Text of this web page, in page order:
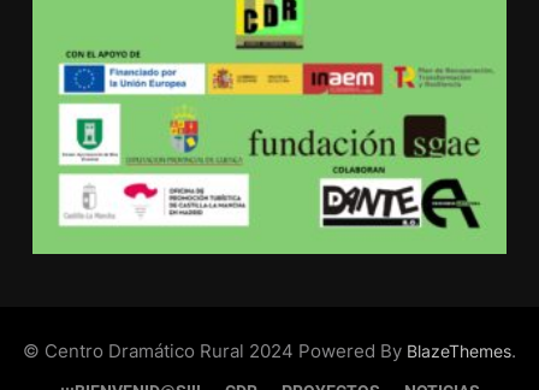
© Centro Dramático Rural 2024 Powered By BlazeThemes.